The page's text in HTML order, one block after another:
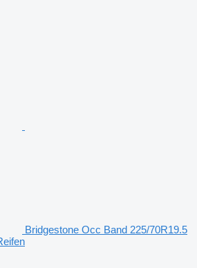
Bridgestone Occ Band 225/70R19.5